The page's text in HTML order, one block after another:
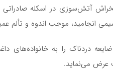
آتش‌سوزی در اسکله
انجامید، موجب اندوه و تألم
دردناک را به خانواده‌های
عرض می‌نماید.